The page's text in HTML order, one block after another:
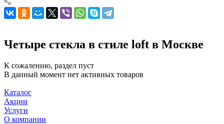
Четыре стекла в стиле loft в Москве
К сожалению, раздел пуст
В данный момент нет активных товаров
Каталог
Акции
Услуги
О компании